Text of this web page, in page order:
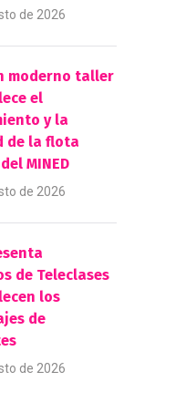
de 2026
moderno taller
el
y la
de la flota
MINED
de 2026
de Teleclases
los
de
de 2026